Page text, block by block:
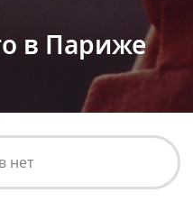
в Париже
нет